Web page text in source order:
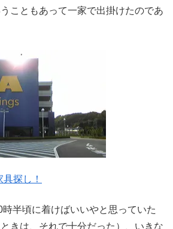
こともあって一家で出掛けたのであ
具探し！
半頃に着けばいいやと思っていた
きは、それで十分だった）、いきな